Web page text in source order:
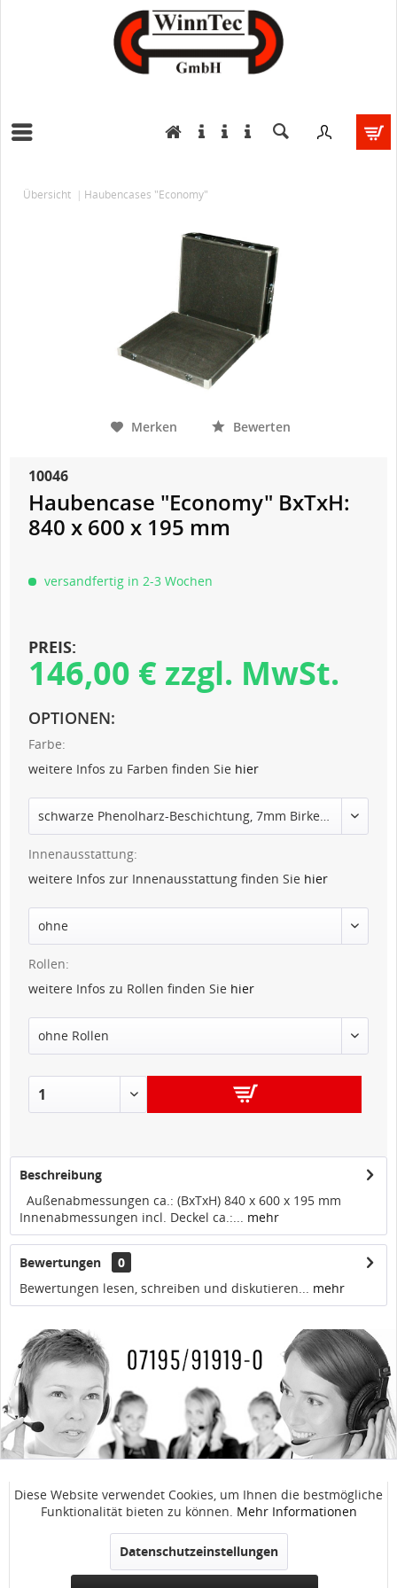
Übersicht Haubencases "Economy"
Merken Bewerten
10046
Haubencase "Economy" BxTxH:
840 x 600 x 195 mm
versandfertig in 2-3 Wochen
PREIS:
146,00 € zzgl. MwSt.
OPTIONEN:
Farbe:
weitere Infos zu Farben finden Sie hier
Innenausstattung:
weitere Infos zur Innenausstattung finden Sie hier
Rollen:
weitere Infos zu Rollen finden Sie hier
WARENKORB
Beschreibung
Außenabmessungen ca.: (BxTxH) 840 x 600 x 195 mm
Innenabmessungen incl. Deckel ca.:... mehr
Bewertungen
0
Bewertungen lesen, schreiben und diskutieren... mehr
SERVICE / ANFRAGEN
WinnTec GmbH
SOCIAL MEDIA
Funktionale Aktiv
Inaktiv
Diese Website verwendet Cookies, um Ihnen die bestmögliche
Funktionalität bieten zu können. Mehr Informationen
Datenschutzeinstellungen